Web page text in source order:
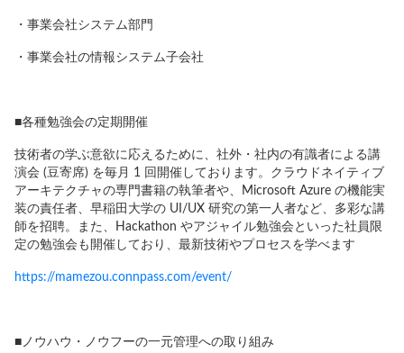
・事業会社システム部門
・事業会社の情報システム子会社
■各種勉強会の定期開催
技術者の学ぶ意欲に応えるために、社外・社内の有識者による講
演会 (豆寄席) を毎月 1 回開催しております。クラウドネイティブ
アーキテクチャの専門書籍の執筆者や、Microsoft Azure の機能実
装の責任者、早稲田大学の UI/UX 研究の第一人者など、多彩な講
師を招聘。また、Hackathon やアジャイル勉強会といった社員限
定の勉強会も開催しており、最新技術やプロセスを学べます
https://mamezou.connpass.com/event/
■ノウハウ・ノウフーの一元管理への取り組み